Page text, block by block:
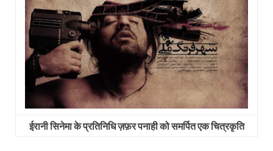
ईरानी सिनेमा के प्रतिनिधि ज़फ़र पनाही को समर्पित एक चित्रकृति